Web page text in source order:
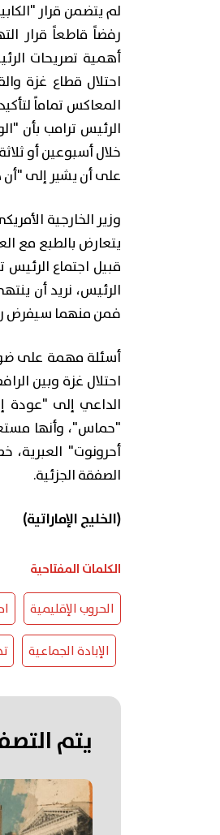
لم يتضمن قرار
رفضاً قاطعاً قرار
أهمية تصريحات
احتلال قطاع غزة
المعاكس تماماً
الرئيس ترامب بأن
خلال أسبوعين أو
على أن يشير إلى
وزير الخارجية
يتعارض بالطبع مع
قبيل اجتماع
الرئيس، نريد أن
فمن منهما سيفرض
أسئلة مهمة على
احتلال غزة وبين
الداعي إلى
"حماس"، وأنها
أحرونوت"
الصفقة الجزئية.
(الخليج الإماراتية)
الكلمات المفتاحية
الحروب الإقليمية
الإبادة الجماعية
يتم